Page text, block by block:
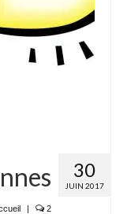
30
JUIN 2017
| 2